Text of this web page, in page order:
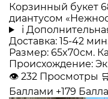
Корзинный букет
диантусом
i
Доставка: 15-42
Размер: 65x70см.
Происхождение:
👁 232 Просмотры
Баллами +179